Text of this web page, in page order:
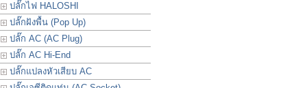
ปลั๊กไฟ HALOSHI
ปลั๊กฝังพื้น (Pop Up)
ปลั๊ก AC (AC Plug)
ปลั๊ก AC Hi-End
ปลั๊กแปลงหัวเสียบ AC